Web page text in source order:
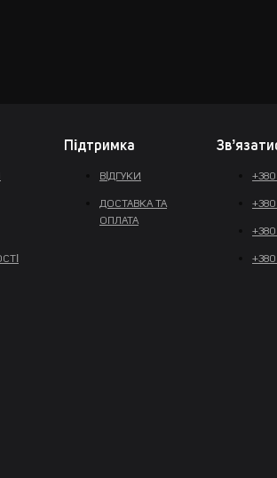
Підтримка
ВІДГУКИ
ДОСТАВКА ТА
ОПЛАТА
+380